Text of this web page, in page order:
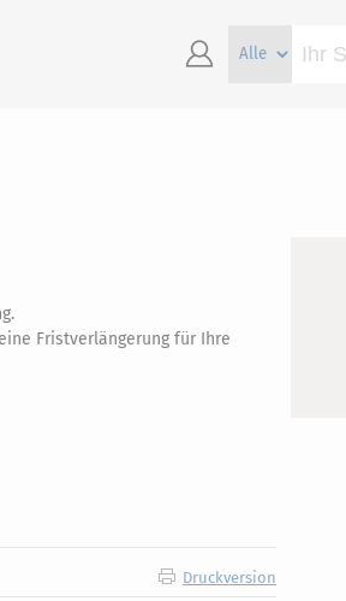
Fristverlängerung für Ihre
Druckversion